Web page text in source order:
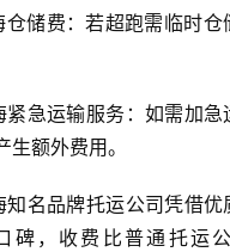
储费：若超跑需临时仓
紧急运输服务：如需加急
额外费用。
知名品牌托运公司凭借优
碑，收费比普通托运